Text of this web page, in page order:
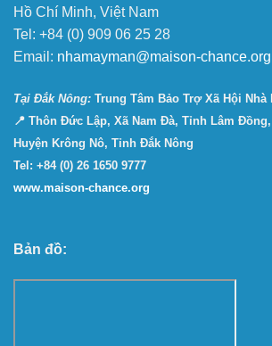
Hồ Chí Minh, Việt Nam
Tel: +84 (0) 909 06 25 28
Email: nhamayman@maison-chance.org
Tại Ðắk Nông: Trung Tâm Bảo Trợ Xã Hội Nhà
📍 Thôn Đức Lập, Xã Nam Đà, Tỉnh Lâm
Huyện Krông Nô, Tỉnh Đắk Nông
Tel: +84 (0) 26 1650 9777
www.maison-chance.org
Bản đồ: